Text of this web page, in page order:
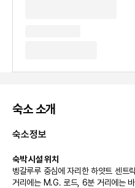
숙소 소개
숙소정보
숙박 시설 위치
벵갈루루 중심에 자리한 하얏트 센
거리에는 M.G. 로드, 6분 거리에는